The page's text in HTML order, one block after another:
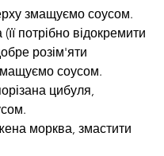
змащуємо соусом.
потрібно відокремити
розім'яти
соусом.
цибуля,
морква, змастити